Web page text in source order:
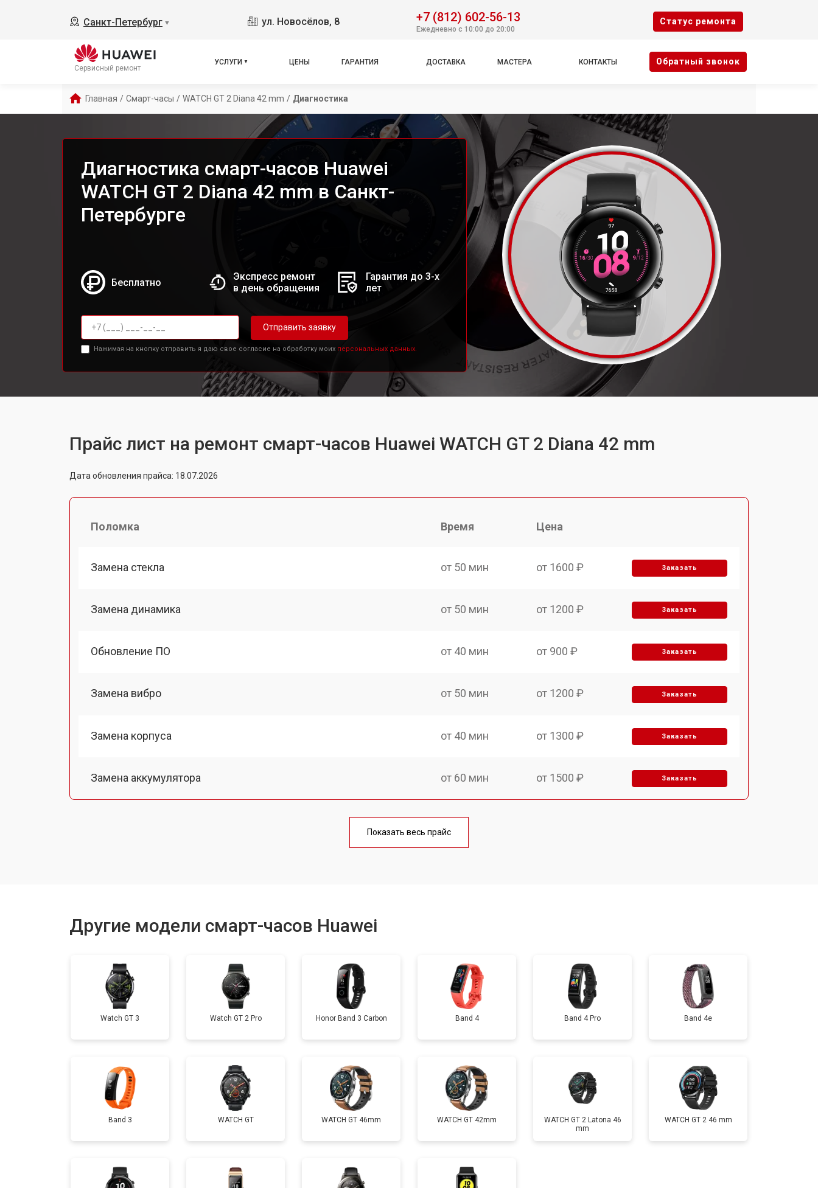
Санкт-Петербург ▼ ул. Новосёлов, 8 +7 (812) 602-56-13
Ежедневно с 10:00 до 20:00
Cтатус ремонта
Сервисный ремонт
УСЛУГИ ЦЕНЫ ГАРАНТИЯ ДОСТАВКА МАСТЕРА КОНТАКТЫ Oбратный звонок
Главная / Смарт-часы / WATCH GT 2 Diana 42 mm / Диагностика
Диагностика смарт-часов Huawei
WATCH GT 2 Diana 42 mm в Санкт-
Петербурге
Бесплатно
Экспресс ремонт
в день обращения
Гарантия до 3-х
лет
Отправить заявку
Нажимая на кнопку отправить я даю свое согласие на обработку моих персональных данных.
Прайс лист на ремонт смарт-часов Huawei WATCH GT 2 Diana 42 mm
Дата обновления прайса: 18.07.2026
Поломка Время Цена
Замена стекла от 50 мин от 1600 ₽ Заказать
Замена динамика от 50 мин от 1200 ₽ Заказать
Обновление ПО от 40 мин от 900 ₽ Заказать
Замена вибро от 50 мин от 1200 ₽ Заказать
Замена корпуса от 40 мин от 1300 ₽ Заказать
Замена аккумулятора от 60 мин от 1500 ₽ Заказать
от 40 мин
Замена Wi-Fi от 50 мин от 2000 ₽ Заказать
Показать весь прайс
Другие модели смарт-часов Huawei
Watch GT 3 Watch GT 2 Pro Honor Band 3 Carbon Band 4 Band 4 Pro Band 4e
Band 3 WATCH GT WATCH GT 46mm WATCH GT 42mm
WATCH GT 2 Latona 46
mm
WATCH GT 2 46 mm